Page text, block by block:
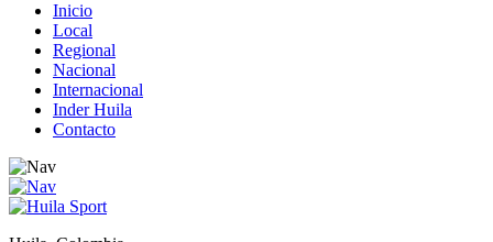
Inicio
Local
Regional
Nacional
Internacional
Inder Huila
Contacto